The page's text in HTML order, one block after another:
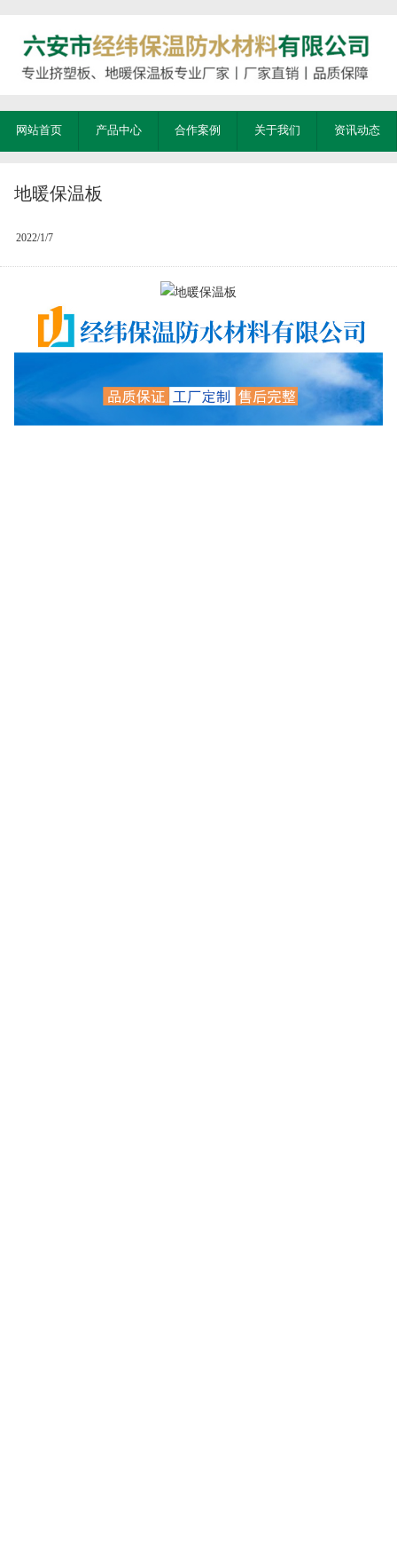
网站首页 产品中心 合作案例 关于我们 资讯动态
地暖保温板
2022/1/7